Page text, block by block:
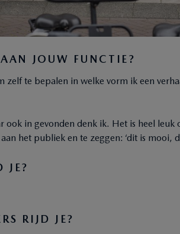
JOUW FUNCTIE?
zelf te bepalen in welke vorm ik een
ook in gevonden denk ik. Het is heel
het publiek en te zeggen: ‘dit is mooi,
JE?
RIJD JE?